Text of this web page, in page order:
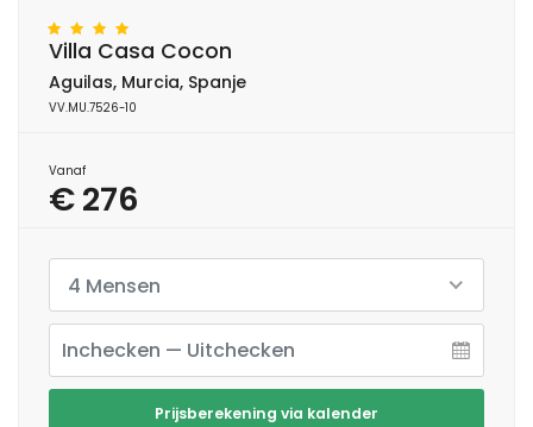
Villa Casa Cocon
Aguilas, Murcia, Spanje
VV.MU.7526-10
Vanaf
€ 276
4 Mensen
Prijsberekening via kalender